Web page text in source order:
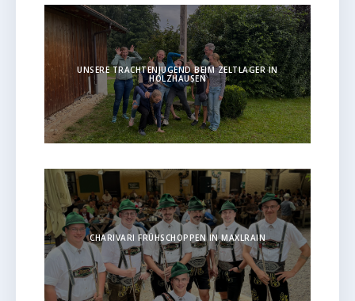
UNSERE TRACHTENJUGEND BEIM ZELTLAGER IN
HOLZHAUSEN
CHARIVARI FRÜHSCHOPPEN IN MAXLRAIN